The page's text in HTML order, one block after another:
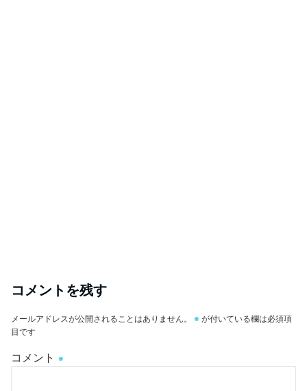
コメントを残す
メールアドレスが公開されることはありません。 ※ が付いている欄は必須項
目です
コメント ※